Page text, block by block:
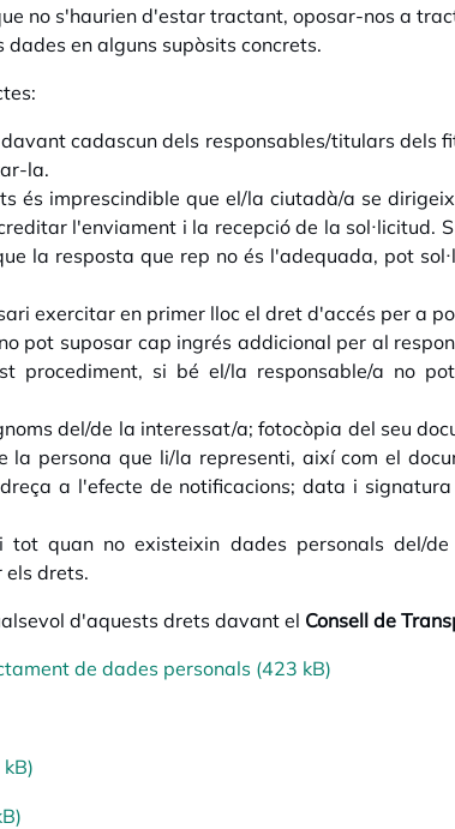
no s'haurien d'estar tractant, oposar-nos a
en alguns supòsits concrets.
cadascun dels responsables/titulars dels
la.
és imprescindible que el/la ciutadà/a se
l'enviament i la recepció de la sol·licitud.
la resposta que rep no és l'adequada, pot
exercitar en primer lloc el dret d'accés per a
pot suposar cap ingrés addicional per al
procediment, si bé el/la responsable/a no
del/de la interessat/a; fotocòpia del seu
la persona que li/la representi, així com el
a l'efecte de notificacions; data i
tot quan no existeixin dades personals del/
els drets.
d'aquests drets davant el Consell de
de dades personals (423 kB)